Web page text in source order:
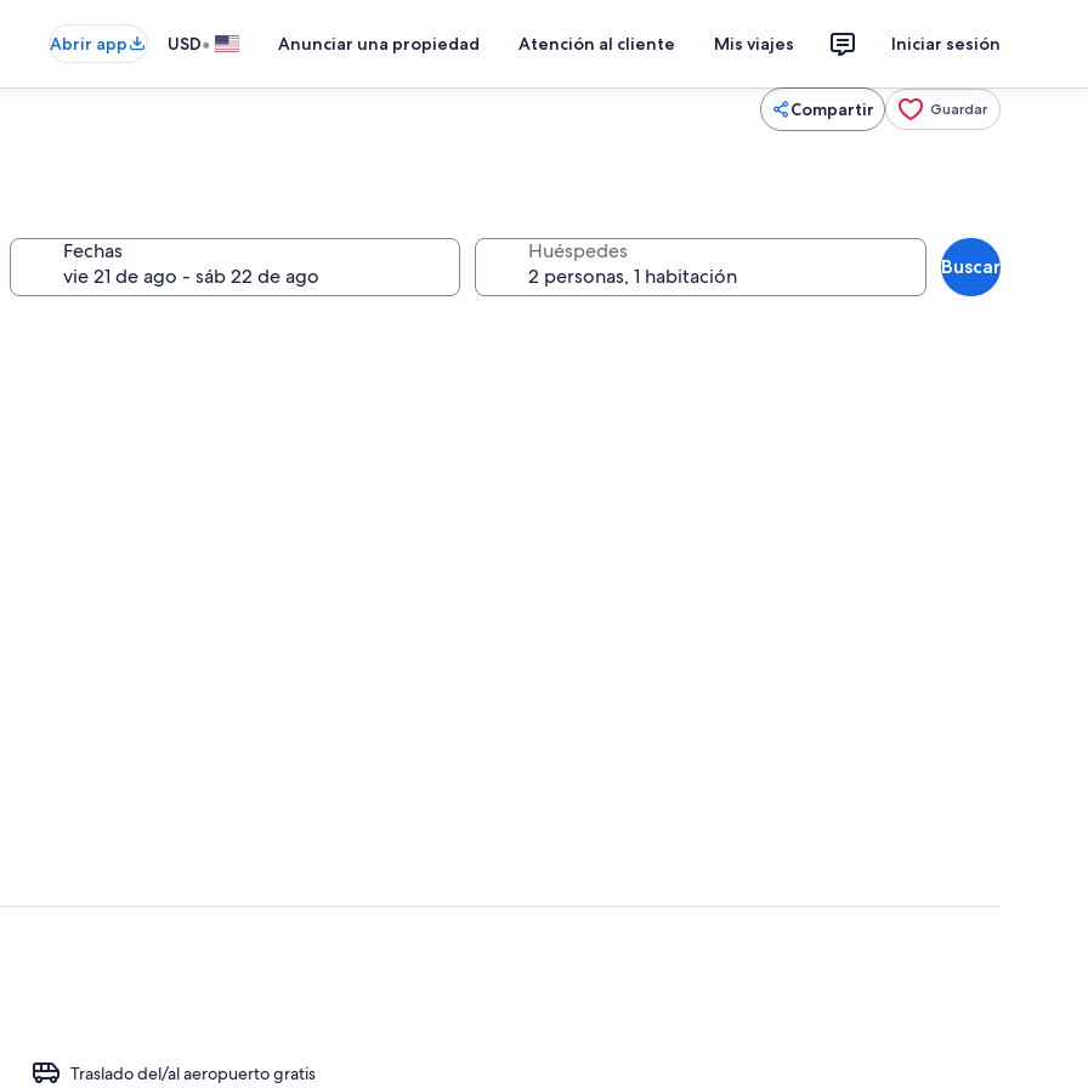
Abrir app USD• Anunciar una propiedad Atención al cliente Mis viajes Iniciar sesión
Compartir Guardar
Fechas Huéspedes
Buscar
Traslado del/al aeropuerto gratis